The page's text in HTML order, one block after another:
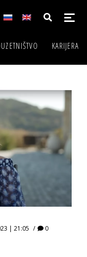
KARIJERA
| 21:05 0